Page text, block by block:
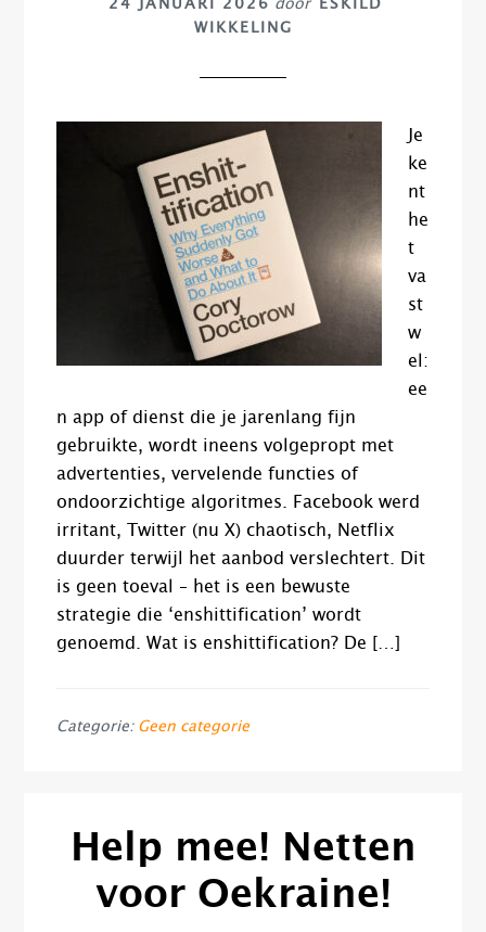
24 JANUARI 2026 door
ESKILD
WIKKELING
Je
ke
nt
he
t
va
st
w
el:
ee
n app of dienst die je jarenlang fijn
gebruikte, wordt ineens volgepropt met
advertenties, vervelende functies of
ondoorzichtige algoritmes. Facebook werd
irritant, Twitter (nu X) chaotisch, Netflix
duurder terwijl het aanbod verslechtert. Dit
is geen toeval – het is een bewuste
strategie die ‘enshittification’ wordt
genoemd. Wat is enshittification? De […]
Categorie: Geen categorie
Help mee! Netten
voor Oekraine!